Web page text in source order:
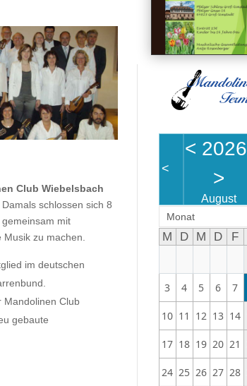
Club Wiebelsbach
schlossen sich 8
mit
zu machen.
im deutschen
Mandolinen Club
gebaute
<
< 2026
>
August
Monat
M D M D F
3 4 5 6 7
10 11 12 13 14
17 18 19 20 21
24 25 26 27 28